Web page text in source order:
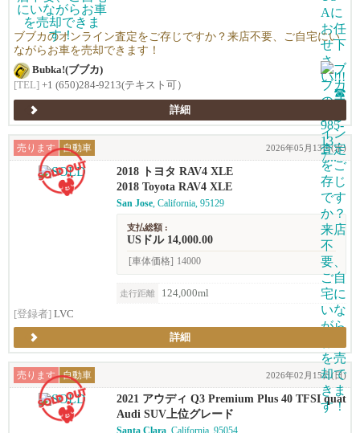
ブブカのオンライン査定をご存じですか？来店不要、ご自宅にい
ながらお車を売却できます！
Bubka!(ブブカ)
[TEL] +1 (650)284-9213(テキスト可）
詳細
売ります 自動車 2026年05月13日(水)
2018 トヨタ RAV4 XLE
2018 Toyota RAV4 XLE
San Jose, California, 95129
支払総額 :
USドル 14,000.00
[車体価格] 14000
走行距離
124,000ml
[登録者] LVC
詳細
売ります 自動車 2026年02月15日(日)
2021 アウディ Q3 Premium Plus 40 TFSI quat
tro (2.0T)
Audi SUV上位グレード
Santa Clara , California, 95054